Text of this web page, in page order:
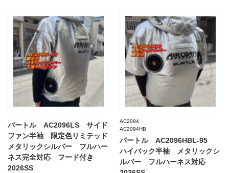
バートル AC2096LS サイド
ファン半袖 限定色リミテッド
メタリックシルバー フルハー
ネス完全対応 フード付き
2026SS
AC2094
AC2094HB
バートル AC2096HBL-95
ハイバック半袖 メタリックシ
ルバー フルハーネス対応